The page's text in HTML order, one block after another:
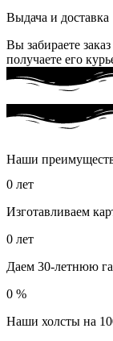
Выдача и доставка
Вы забираете
получаете его
Наши
0 лет
Изготавливаем
0 лет
Даем 30-летнюю
0 %
Наши холсты на